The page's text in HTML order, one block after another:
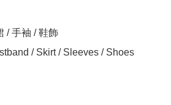
/ 手袖 / 鞋飾
/ Skirt / Sleeves / Shoes